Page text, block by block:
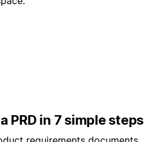
PRD in 7 simple steps